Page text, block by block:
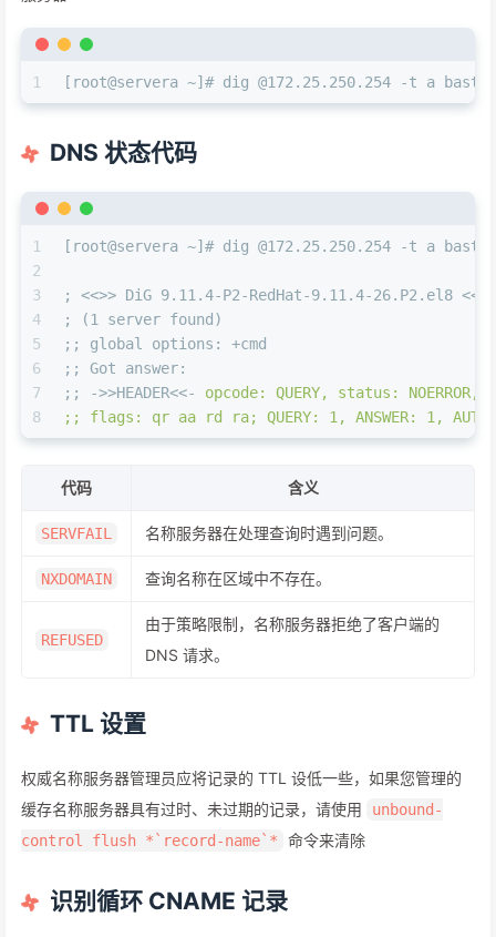
1 [root@servera ~]# dig @172.25.250.254 -t a
DNS 状态代码
1
2
3
4
5
6
7
8
[root@servera ~]# dig @172.25.250.254 -t a
; <<>> DiG 9.11.4-P2-RedHat-9.11.4-26.P2.el8
; (1 server found)
;; global options: +cmd
;; Got answer:
;; ->>HEADER<<- opcode: QUERY, status:
;; flags: qr aa rd ra; QUERY: 1, ANSWER: 1,
代码 含义
SERVFAIL 名称服务器在处理查询时遇到问题。
NXDOMAIN 查询名称在区域中不存在。
REFUSED
由于策略限制，名称服务器拒绝了客户端的
DNS 请求。
TTL 设置
权威名称服务器管理员应将记录的 TTL 设低一些，如果您管理的
缓存名称服务器具有过时、未过期的记录，请使用
unbound-
control flush *`record-name`*
命令来清除
识别循环 CNAME 记录